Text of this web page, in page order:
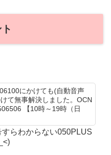
にかけても(自動音声
て無事解決しました。OCN
【10時～19時（日
らわからない050PLUS